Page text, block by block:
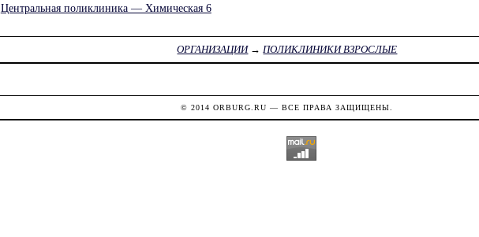
Центральная поликлиника — Химическая 6
ОРГАНИЗАЦИИ→ПОЛИКЛИНИКИ ВЗРОСЛЫЕ
© 2014ORBURG.RU — ВСЕ ПРАВА ЗАЩИЩЕНЫ.